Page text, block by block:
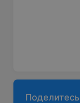
Поделитесь